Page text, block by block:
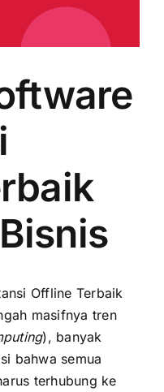
Offline Terbaik
masifnya tren
), banyak
bahwa semua
terhubung ke